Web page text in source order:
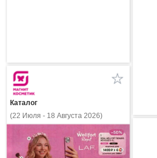
Каталог
(22 Июля - 18 Августа 2026)